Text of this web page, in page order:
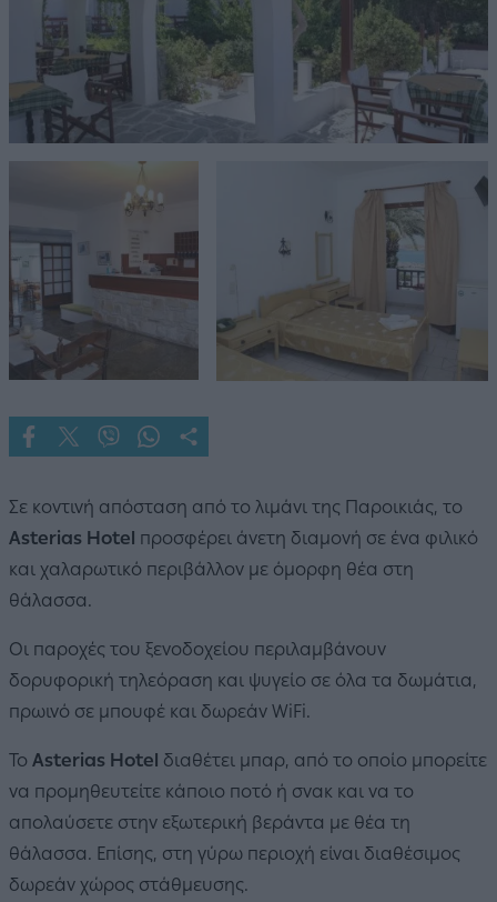
Σε κοντινή απόσταση από το λιμάνι της Παροικιάς, το
Asterias Hotel προσφέρει άνετη διαμονή σε ένα φιλικό
και χαλαρωτικό περιβάλλον με όμορφη θέα στη
θάλασσα.
Οι παροχές του ξενοδοχείου περιλαμβάνουν
δορυφορική τηλεόραση και ψυγείο σε όλα τα δωμάτια,
πρωινό σε μπουφέ και δωρεάν WiFi.
Το Asterias Hotel διαθέτει μπαρ, από το οποίο μπορείτε
να προμηθευτείτε κάποιο ποτό ή σνακ και να το
απολαύσετε στην εξωτερική βεράντα με θέα τη
θάλασσα. Επίσης, στη γύρω περιοχή είναι διαθέσιμος
δωρεάν χώρος στάθμευσης.